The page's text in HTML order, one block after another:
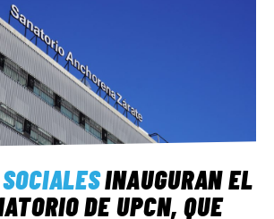
INAUGURAN EL
DE UPCN, QUE